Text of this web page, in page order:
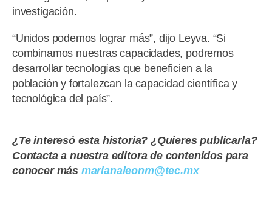
investigación.
“Unidos podemos lograr más”, dijo Leyva. “Si
combinamos nuestras capacidades, podremos
desarrollar tecnologías que beneficien a la
población y fortalezcan la capacidad científica y
tecnológica del país”.
¿Te interesó esta historia? ¿Quieres publicarla?
Contacta a nuestra editora de contenidos para
conocer más marianaleonm@tec.mx